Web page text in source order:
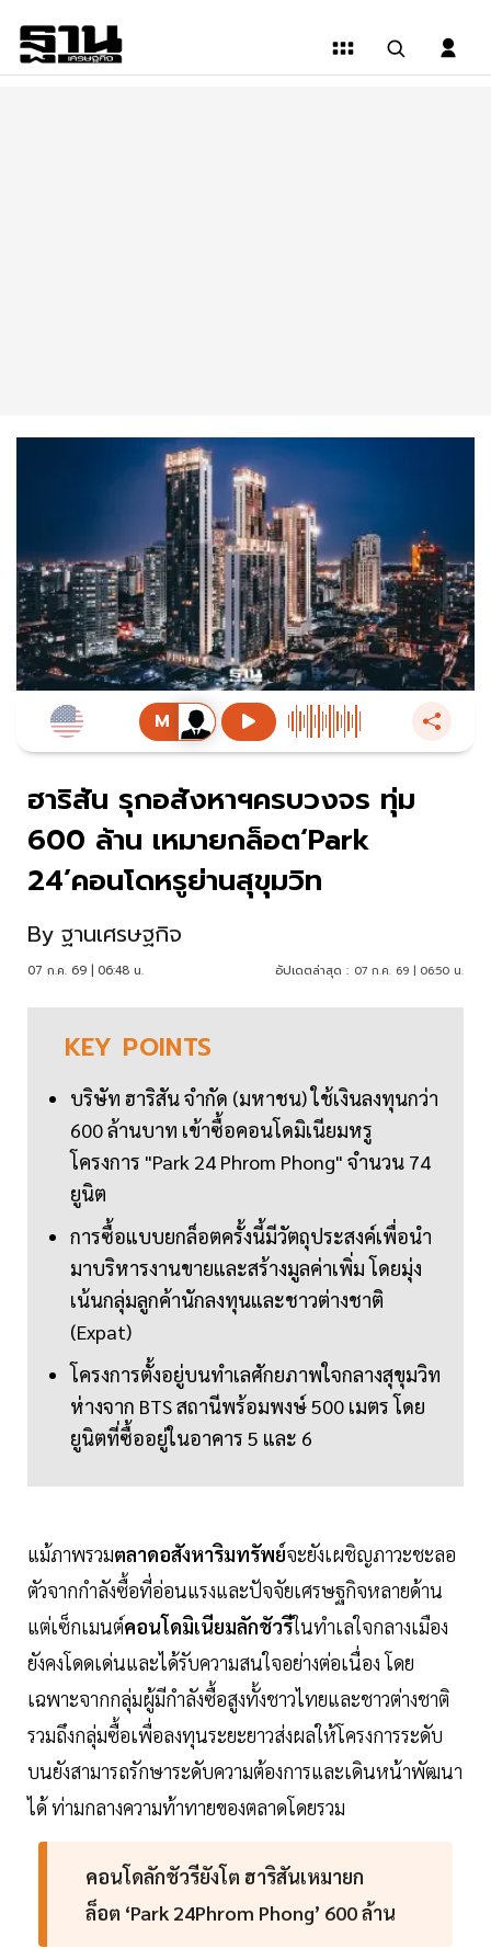
ฮาริสัน รุกอสังหาฯครบวงจร ทุ่ม
600 ล้าน เหมายกล็อต‘Park
24’คอนโดหรูย่านสุขุมวิท
By ฐานเศรษฐกิจ
07 ก.ค. 69 | 06:48 น. อัปเดตล่าสุด : 07 ก.ค. 69 | 06:50 น.
KEY POINTS
บริษัท ฮาริสัน จำกัด (มหาชน) ใช้เงินลงทุนกว่า
600 ล้านบาท เข้าซื้อคอนโดมิเนียมหรู
โครงการ "Park 24 Phrom Phong" จำนวน 74
ยูนิต
การซื้อแบบยกล็อตครั้งนี้มีวัตถุประสงค์เพื่อนำ
มาบริหารงานขายและสร้างมูลค่าเพิ่ม โดยมุ่ง
เน้นกลุ่มลูกค้านักลงทุนและชาวต่างชาติ
(Expat)
โครงการตั้งอยู่บนทำเลศักยภาพใจกลางสุขุมวิท
ห่างจาก BTS สถานีพร้อมพงษ์ 500 เมตร โดย
ยูนิตที่ซื้ออยู่ในอาคาร 5 และ 6
แม้ภาพรวมตลาดอสังหาริมทรัพย์จะยังเผชิญภาวะชะลอ
ตัวจากกำลังซื้อที่อ่อนแรงและปัจจัยเศรษฐกิจหลายด้าน
แต่เซ็กเมนต์คอนโดมิเนียมลักชัวรีในทำเลใจกลางเมือง
ยังคงโดดเด่นและได้รับความสนใจอย่างต่อเนื่อง โดย
เฉพาะจากกลุ่มผู้มีกำลังซื้อสูงทั้งชาวไทยและชาวต่างชาติ
รวมถึงกลุ่มซื้อเพื่อลงทุนระยะยาวส่งผลให้โครงการระดับ
บนยังสามารถรักษาระดับความต้องการและเดินหน้าพัฒนา
ได้ ท่ามกลางความท้าทายของตลาดโดยรวม
คอนโดลักชัวรียังโต ฮาริสันเหมายก
ล็อต ‘Park 24Phrom Phong’ 600 ล้าน